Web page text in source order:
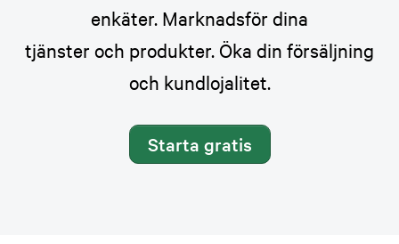
enkäter. Marknadsför dina
tjänster och produkter. Öka din försäljning
och kundlojalitet.
Starta gratis